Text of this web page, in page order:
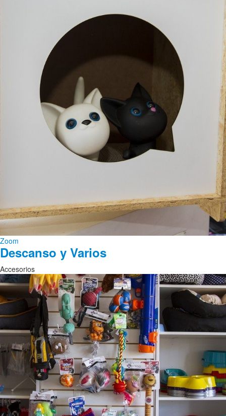
Zoom
Descanso y Varios
Accesorios